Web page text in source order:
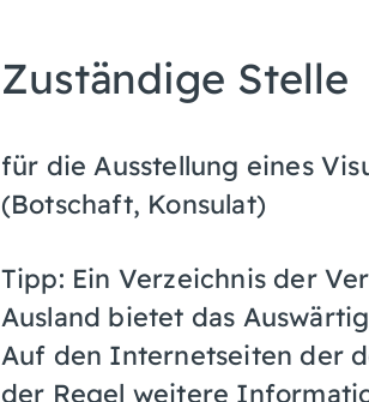
Zuständige Stelle
für die Ausstellung eines
(Botschaft, Konsulat)
Tipp: Ein Verzeichnis der
Ausland bietet das
Auf den Internetseiten der
der Regel weitere